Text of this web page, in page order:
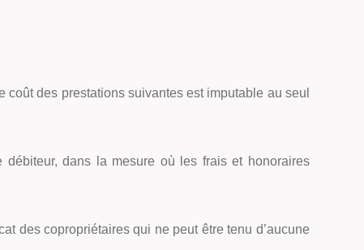
coût des prestations suivantes est imputable au seul
débiteur, dans la mesure où les frais et honoraires
des copropriétaires qui ne peut être tenu d’aucune